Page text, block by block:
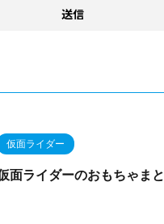
仮面ライダー
面ライダーのおもちゃま